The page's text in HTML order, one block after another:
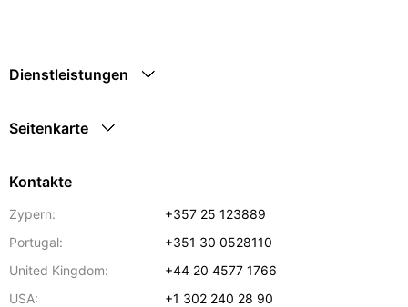
Dienstleistungen
Seitenkarte
Kontakte
Zypern:
+357 25 123889
Portugal:
+351 30 0528110
United Kingdom:
+44 20 4577 1766
USA:
+1 302 240 28 90